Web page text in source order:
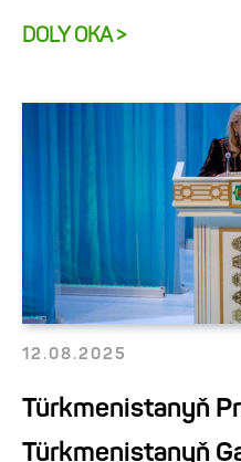
DOLY OKA >
12.08.2025
Türkmenistanyň
Türkmenistanyň